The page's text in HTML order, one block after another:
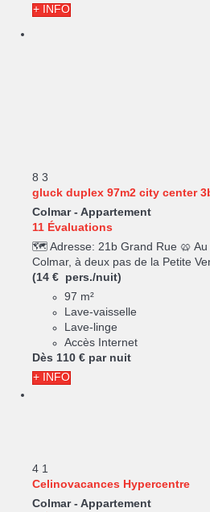
+ INFO
8 3
gluck duplex 97m2 city center
Colmar - Appartement
11 Évaluations
🗺️ Adresse: 21b Grand Rue 🥨
Colmar, à deux pas de la Petite
(14 € pers./nuit)
97 m²
Lave-vaisselle
Lave-linge
Accès Internet
Dès 110 € par nuit
+ INFO
4 1
Celinovacances Hypercentre
Colmar - Appartement